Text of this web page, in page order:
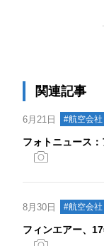
＜
関連記事
6月21日 #航空会社
フォトニュース
8月30日 #航空会社
フィンエアー、